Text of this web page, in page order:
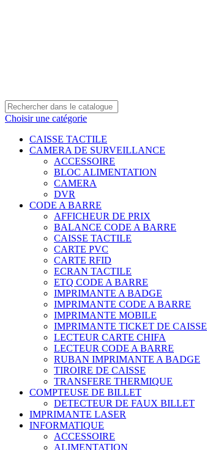
Choisir une catégorie
CAISSE TACTILE
CAMERA DE SURVEILLANCE
ACCESSOIRE
BLOC ALIMENTATION
CAMERA
DVR
CODE A BARRE
AFFICHEUR DE PRIX
BALANCE CODE A BARRE
CAISSE TACTILE
CARTE PVC
CARTE RFID
ECRAN TACTILE
ETQ CODE A BARRE
IMPRIMANTE A BADGE
IMPRIMANTE CODE A BARRE
IMPRIMANTE MOBILE
IMPRIMANTE TICKET DE CAISSE
LECTEUR CARTE CHIFA
LECTEUR CODE A BARRE
RUBAN IMPRIMANTE A BADGE
TIROIRE DE CAISSE
TRANSFERE THERMIQUE
COMPTEUSE DE BILLET
DETECTEUR DE FAUX BILLET
IMPRIMANTE LASER
INFORMATIQUE
ACCESSOIRE
ALIMENTATION